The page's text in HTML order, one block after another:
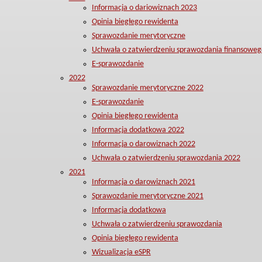
Informacja o dariowiznach 2023
Opinia biegłego rewidenta
Sprawozdanie merytoryczne
Uchwała o zatwierdzeniu sprawozdania
E-sprawozdanie
2022
Sprawozdanie merytoryczne 2022
E-sprawozdanie
Opinia biegłego rewidenta
Informacja dodatkowa 2022
Informacja o darowiznach 2022
Uchwała o zatwierdzeniu sprawozdania 2022
2021
Informacja o darowiznach 2021
Sprawozdanie merytoryczne 2021
Informacja dodatkowa
Uchwała o zatwierdzeniu sprawozdania
Opinia biegłego rewidenta
Wizualizacja eSPR